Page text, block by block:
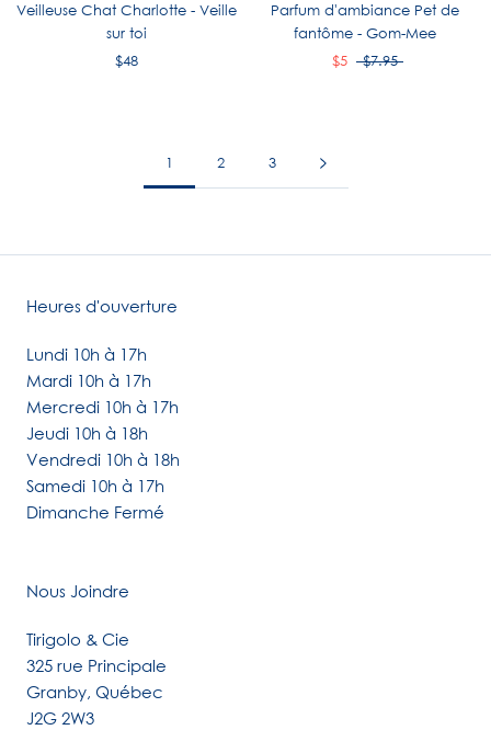
Veilleuse Chat Charlotte - Veille
sur toi
$48
Parfum d'ambiance Pet de
fantôme - Gom-Mee
$5
$7.95
1 2 3
Heures d'ouverture
Lundi 10h à 17h
Mardi 10h à 17h
Mercredi 10h à 17h
Jeudi 10h à 18h
Vendredi 10h à 18h
Samedi 10h à 17h
Dimanche Fermé
Nous Joindre
Tirigolo & Cie
325 rue Principale
Granby, Québec
J2G 2W3